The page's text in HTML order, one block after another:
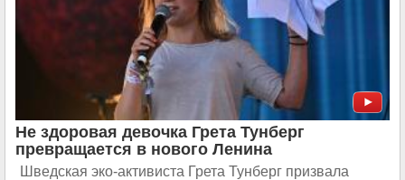
Не здоровая девочка Грета Тунберг
превращается в нового Ленина
Шведская эко-активиста Грета Тунберг призвала